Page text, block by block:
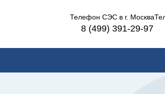
Телефон СЭС в г. Москва
8 (499) 391-29-97